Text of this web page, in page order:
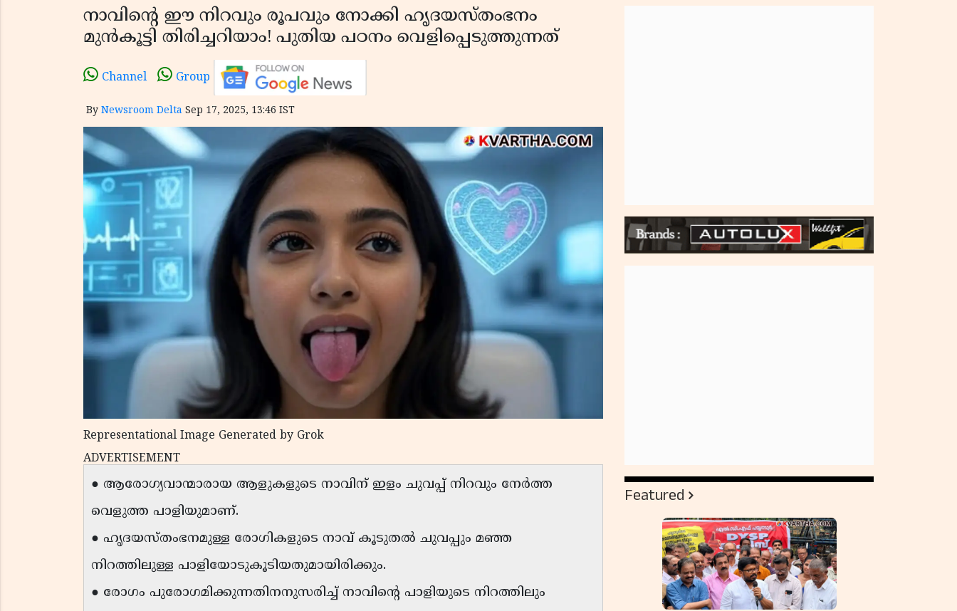
നാവിൻ്റെ ഈ നിറവും രൂപവും നോക്കി ഹൃദയസ്തംഭനം
മുൻകൂട്ടി തിരിച്ചറിയാം! പുതിയ പഠനം വെളിപ്പെടുത്തുന്നത്
Channel Group
By Newsroom Delta Sep 17, 2025, 13:46 IST
Representational Image Generated by Grok
ADVERTISEMENT
● ആരോഗ്യവാന്മാരായ ആളുകളുടെ നാവിന് ഇളം ചുവപ്പ് നിറവും നേർത്ത
വെളുത്ത പാളിയുമാണ്.
● ഹൃദയസ്തംഭനമുള്ള രോഗികളുടെ നാവ് കൂടുതൽ ചുവപ്പും മഞ്ഞ
നിറത്തിലുള്ള പാളിയോടുകൂടിയതുമായിരിക്കും.
● രോഗം പുരോഗമിക്കുന്നതിനനുസരിച്ച് നാവിൻ്റെ പാളിയുടെ നിറത്തിലും
Featured